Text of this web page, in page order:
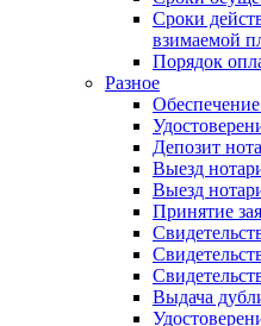
Сроки
взимаемой
Порядок
Разное
Обеспечение
Депозит
Выезд
Выезд
Принятие
Выдача